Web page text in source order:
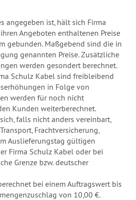
angegeben ist, hält sich Firma
Angeboten enthaltenen Preise
gebunden. Maßgebend sind die in
genannten Preise. Zusätzliche
werden gesondert berechnet.
Schulz Kabel sind freibleibend
in Folge von
werden für noch nicht
Kunden weiterberechnet.
falls nicht anders vereinbart,
Frachtversicherung,
Auslieferungstag gültigen
Firma Schulz Kabel oder bei
Grenze bzw. deutscher
bei einem Auftragswert bis
von 10,00 €.